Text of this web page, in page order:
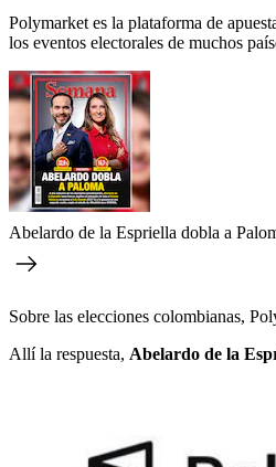
Polymarket es la plataforma de
los eventos electorales de muchos
Abelardo de la Espriella dobla a
Sobre las elecciones colombianas,
Allí la respuesta, Abelardo de la